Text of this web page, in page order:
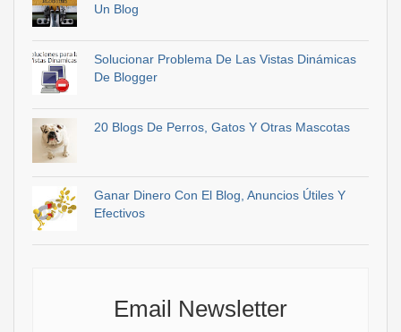
Un Blog
Solucionar Problema De Las Vistas Dinámicas
De Blogger
20 Blogs De Perros, Gatos Y Otras Mascotas
Ganar Dinero Con El Blog, Anuncios Útiles Y
Efectivos
Email Newsletter